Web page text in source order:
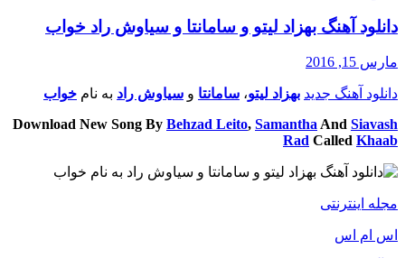
دانلود آهنگ بهزاد لیتو و سامانتا و سیاوش راد خواب
مارس 15, 2016
دانلود آهنگ جدید بهزاد لیتو، سامانتا و سیاوش راد به نام خواب
Download New Song By Behzad Leito, Samantha And Siavash
Rad Called Khaab
مجله اینترنتی
اس ام اس